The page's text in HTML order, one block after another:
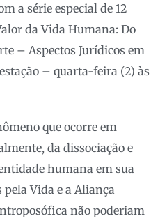
a série especial de 12
da Vida Humana: Do
– Aspectos Jurídicos em
– quarta-feira (2) às
que ocorre em
da dissociação e
humana em sua
Vida e a Aliança
não poderiam